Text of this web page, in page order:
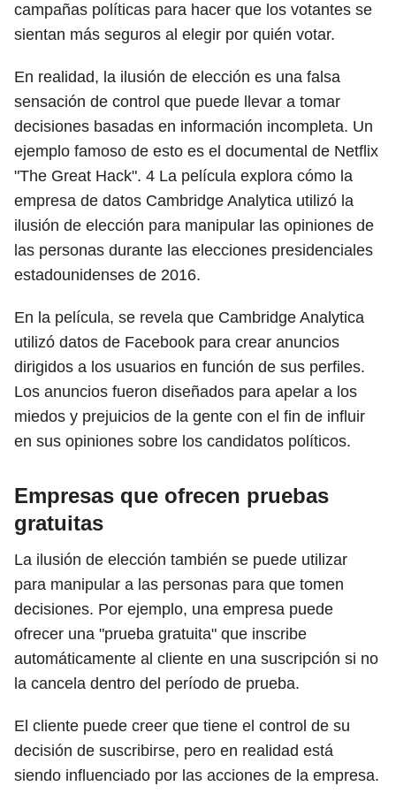
campañas políticas para hacer que los votantes se
sientan más seguros al elegir por quién votar.
En realidad, la ilusión de elección es una falsa
sensación de control que puede llevar a tomar
decisiones basadas en información incompleta. Un
ejemplo famoso de esto es el documental de Netflix
"The Great Hack". 4 La película explora cómo la
empresa de datos Cambridge Analytica utilizó la
ilusión de elección para manipular las opiniones de
las personas durante las elecciones presidenciales
estadounidenses de 2016.
En la película, se revela que Cambridge Analytica
utilizó datos de Facebook para crear anuncios
dirigidos a los usuarios en función de sus perfiles.
Los anuncios fueron diseñados para apelar a los
miedos y prejuicios de la gente con el fin de influir
en sus opiniones sobre los candidatos políticos.
Empresas que ofrecen pruebas
gratuitas
La ilusión de elección también se puede utilizar
para manipular a las personas para que tomen
decisiones. Por ejemplo, una empresa puede
ofrecer una "prueba gratuita" que inscribe
automáticamente al cliente en una suscripción si no
la cancela dentro del período de prueba.
El cliente puede creer que tiene el control de su
decisión de suscribirse, pero en realidad está
siendo influenciado por las acciones de la empresa.